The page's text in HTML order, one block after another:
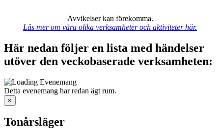
Avvikelser kan förekomma.
Läs mer om våra olika verksamheter och aktiviteter här.
Här nedan följer en lista med händelser
utöver den veckobaserade verksamheten:
Detta evenemang har redan ägt rum.
×
Tonårsläger